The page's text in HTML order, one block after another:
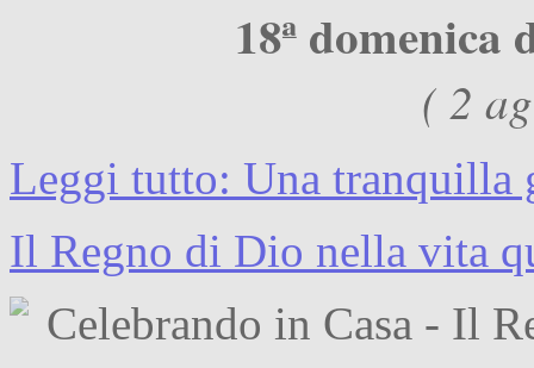
18ª
( 2
Leggi tutto: Una tranquilla
Il Regno di Dio nella vita